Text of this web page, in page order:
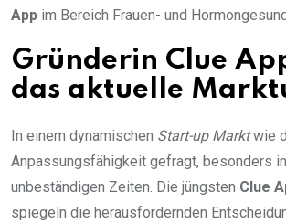
App im Bereich Frauen- und
Gründerin Clue
das aktuelle
In einem dynamischen Start-up Marktwie
Anpassungsfähigkeit gefragt, besonders in
unbeständigen Zeiten. Die jüngsten Clue
spiegeln die herausfordernden